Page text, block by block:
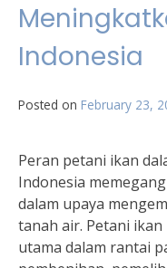
Indonesia
Posted on February 23,
Peran petani ikan
Indonesia
dalam upaya
tanah air. Petani
utama dalam rantai